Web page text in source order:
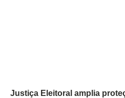
Justiça Eleitoral amplia